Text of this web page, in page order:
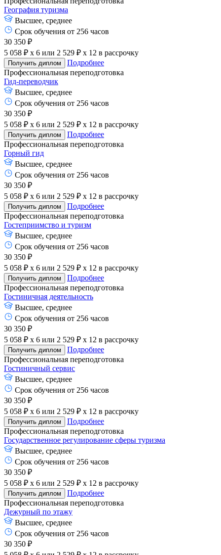
География туризма
Высшее, среднее
Срок обучения от 256 часов
30 350 ₽
5 058 ₽ x 6 или 2 529 ₽ x 12 в рассрочку
Получить диплом
Подробнее
Профессиональная переподготовка
Гид-переводчик
Высшее, среднее
Срок обучения от 256 часов
30 350 ₽
5 058 ₽ x 6 или 2 529 ₽ x 12 в рассрочку
Получить диплом
Подробнее
Профессиональная переподготовка
Горный гид
Высшее, среднее
Срок обучения от 256 часов
30 350 ₽
5 058 ₽ x 6 или 2 529 ₽ x 12 в рассрочку
Получить диплом
Подробнее
Профессиональная переподготовка
Гостеприимство и туризм
Высшее, среднее
Срок обучения от 256 часов
30 350 ₽
5 058 ₽ x 6 или 2 529 ₽ x 12 в рассрочку
Получить диплом
Подробнее
Профессиональная переподготовка
Гостиничная деятельность
Высшее, среднее
Срок обучения от 256 часов
30 350 ₽
5 058 ₽ x 6 или 2 529 ₽ x 12 в рассрочку
Получить диплом
Подробнее
Профессиональная переподготовка
Гостиничный сервис
Высшее, среднее
Срок обучения от 256 часов
30 350 ₽
5 058 ₽ x 6 или 2 529 ₽ x 12 в рассрочку
Получить диплом
Подробнее
Профессиональная переподготовка
Государственное регулирование сферы туризма
Высшее, среднее
Срок обучения от 256 часов
30 350 ₽
5 058 ₽ x 6 или 2 529 ₽ x 12 в рассрочку
Получить диплом
Подробнее
Профессиональная переподготовка
Дежурный по этажу
Высшее, среднее
Срок обучения от 256 часов
30 350 ₽